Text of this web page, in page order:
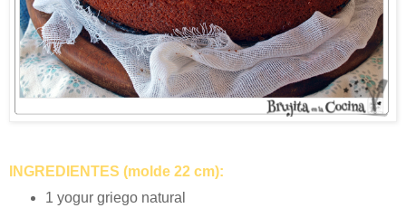
INGREDIENTES (molde 22 cm):
1 yogur griego natural